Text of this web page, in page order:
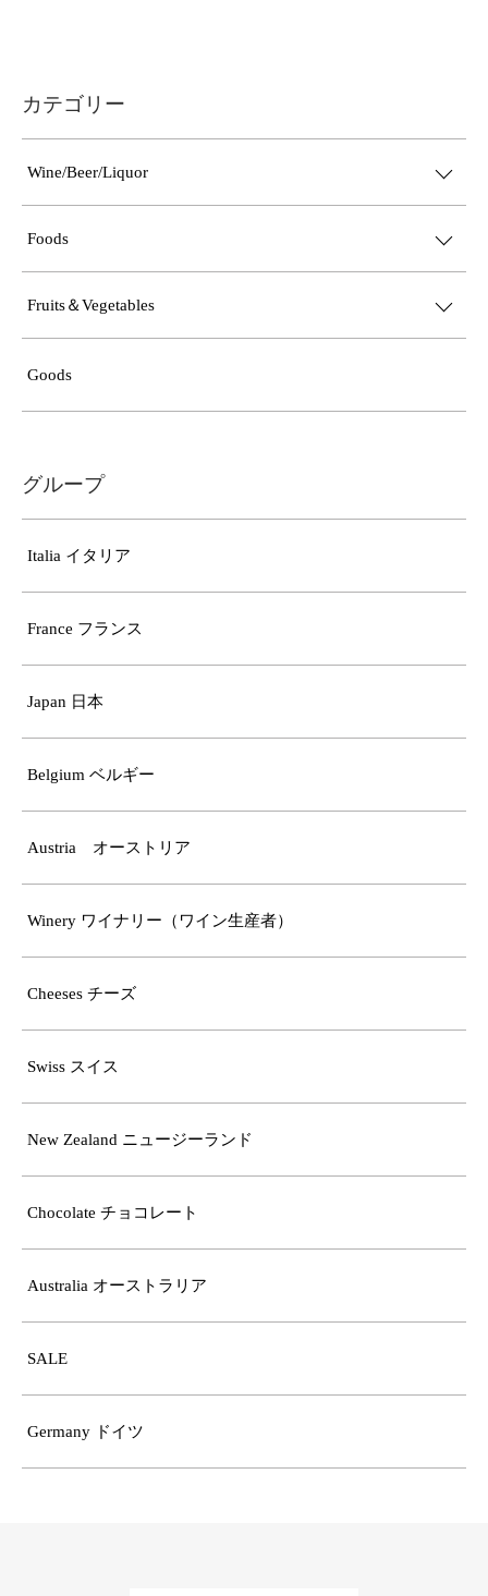
カテゴリー
Wine/Beer/Liquor
Foods
Fruits＆Vegetables
Goods
グループ
Italia イタリア
France フランス
Japan 日本
Belgium ベルギー
Austria オーストリア
Winery ワイナリー（ワイン生産者）
Cheeses チーズ
Swiss スイス
New Zealand ニュージーランド
Chocolate チョコレート
Australia オーストラリア
SALE
Germany ドイツ